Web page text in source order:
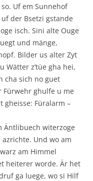
Uf em Sunnehof
der Bsetzi gstande
isch. Sini alte Ouge
und mänge,
Bilder us alter Zyt
Wätter z’tüe gha hei,
cha sich no guet
ghulfe u me
gheisse: Füralarm –
Äntlibuech witerzoge
Und wo am
am Himmel
heiterer worde. Är het
ga luege, wo si Hilf